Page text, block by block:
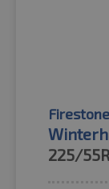
Firestone
225/